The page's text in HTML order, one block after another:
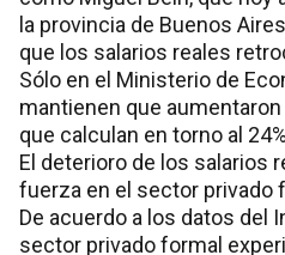
la provincia de Buenos
que los salarios reales
Sólo en el Ministerio de
mantienen que
que calculan en torno al
El deterioro de los salarios
fuerza en el sector privado
De acuerdo a los datos del
sector privado formal